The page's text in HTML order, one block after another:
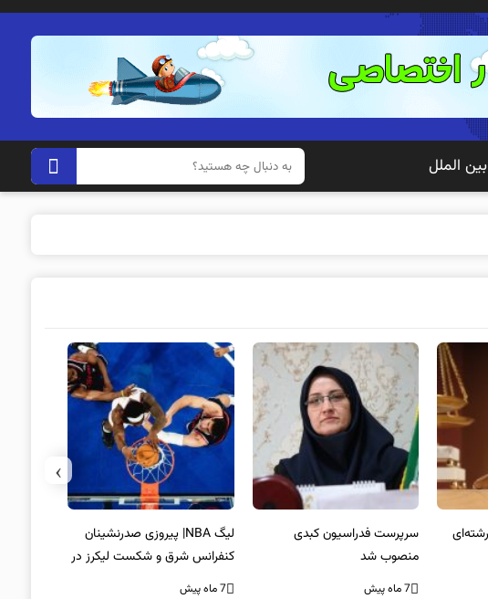
بین الملل
سرپرست فدراسیون کبدی
منصوب شد
7 ماه پیش
لیگ NBA| پیروزی صدرنشینان
کنفرانس شرق و شکست لیکرز در
غیاب جیمز
7 ماه پیش
›